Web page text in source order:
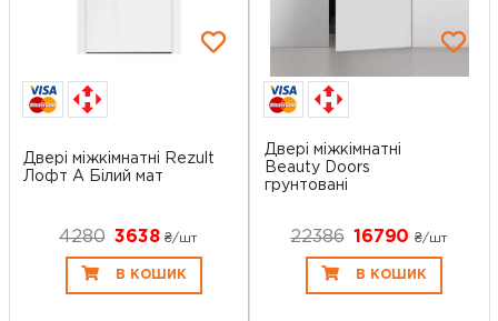
Двері міжкімнатні Rezult
Лофт А Білий мат
4280 3638₴/шт
В КОШИК
Двері міжкімнатні
Beauty Doors
грунтовані
22386 16790₴/шт
В КОШИК